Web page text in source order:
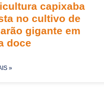
capixaba
no cultivo de
gigante em
doce
»